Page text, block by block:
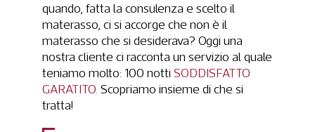
quando, fatta la consulenza e scelto il
materasso, ci si accorge che non è il
materasso che si desiderava? Oggi una
nostra cliente ci racconta un servizio al quale
teniamo molto: 100 notti SODDISFATTO
GARATITO. Scopriamo insieme di che si
tratta!